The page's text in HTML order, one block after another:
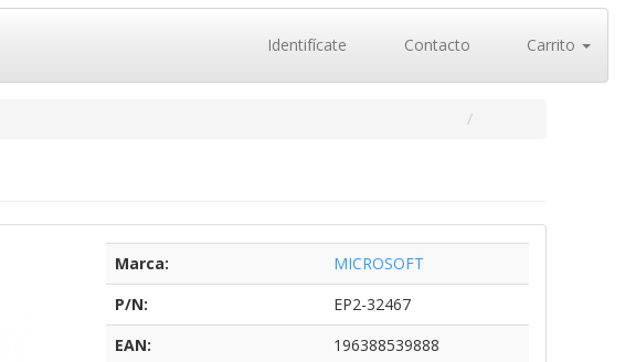
Identifícate Contacto Carrito
Marca:
MICROSOFT
P/N:
EP2-32467
EAN:
196388539888